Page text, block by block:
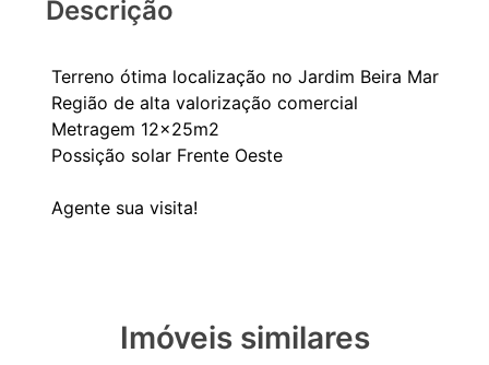
Descrição
Terreno ótima localização no Jardim Beira Mar
Região de alta valorização comercial
Metragem 12x25m2
Possição solar Frente Oeste
Imóveis similares